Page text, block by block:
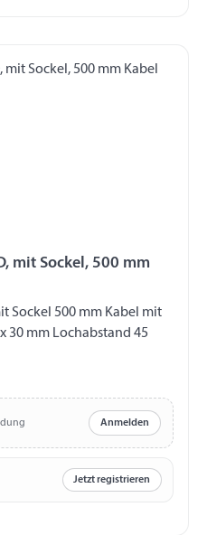
mit Sockel, 500 mm
Sockel 500 mm Kabel mit
30 mm Lochabstand 45
Anmelden
Jetzt registrieren